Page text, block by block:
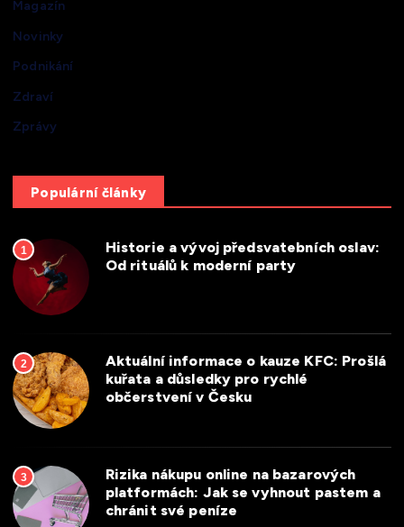
Magazín
Novinky
Podnikání
Zdraví
Zprávy
Populární články
1
Historie a vývoj předsvatebních oslav:
Od rituálů k moderní party
2
Aktuální informace o kauze KFC: Prošlá
kuřata a důsledky pro rychlé
občerstvení v Česku
3
Rizika nákupu online na bazarových
platformách: Jak se vyhnout pastem a
chránit své peníze